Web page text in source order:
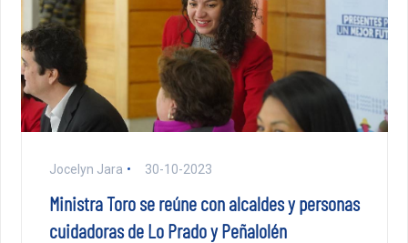
Jocelyn Jara 30-10-2023
Ministra Toro se reúne con alcaldes y personas
cuidadoras de Lo Prado y Peñalolén